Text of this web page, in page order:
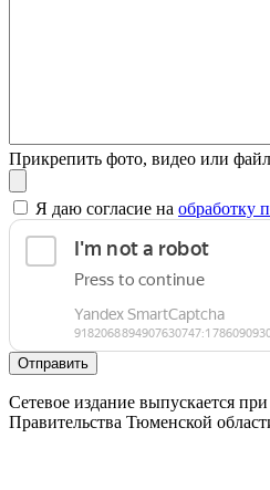
Прикрепить фото, видео или файл
Я даю согласие на обработку
Отправить
Сетевое издание выпускается
Правительства Тюменской